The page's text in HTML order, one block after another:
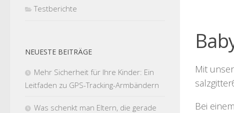
Mit
Bei
Testberichte
NEUESTE BEITRÄGE
Mehr Sicherheit für Ihre Kinder: Ein
Leitfaden zu GPS-Tracking-Armbändern
Was schenkt man Eltern, die gerade